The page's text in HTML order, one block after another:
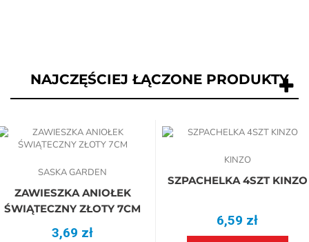
NAJCZĘŚCIEJ ŁĄCZONE PRODUKTY
SASKA GARDEN
ZAWIESZKA ANIOŁEK
ŚWIĄTECZNY ZŁOTY 7CM
3,69 zł
KINZO
SZPACHELKA 4SZT KINZO
6,59 zł